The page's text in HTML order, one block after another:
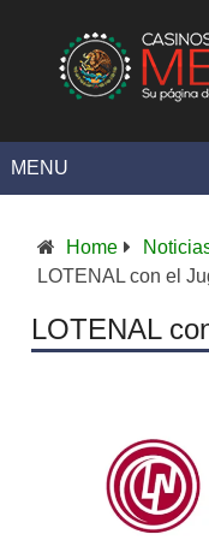
MENU
Home
LOTENAL con el
LOTENAL